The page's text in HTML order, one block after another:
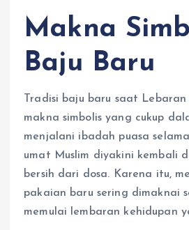
Makna
Baju Baru
Tradisi baju baru saat Lebaran
makna simbolis yang cukup
menjalani ibadah puasa
umat Muslim diyakini kembali
bersih dari dosa. Karena itu,
pakaian baru sering dimaknai
memulai lembaran kehidupan